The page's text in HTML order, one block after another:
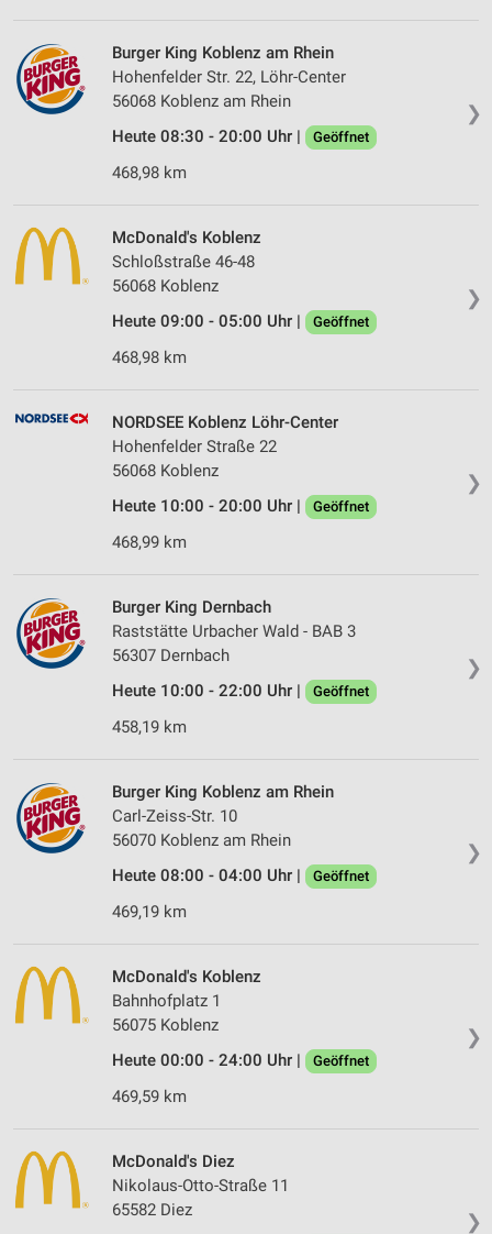
❯
Burger King Koblenz am Rhein
Hohenfelder Str. 22, Löhr-Center
56068 Koblenz am Rhein
Heute 08:30 - 20:00 Uhr |
Geöffnet
468,98 km
❯
McDonald's Koblenz
Schloßstraße 46-48
56068 Koblenz
Heute 09:00 - 05:00 Uhr |
Geöffnet
468,98 km
❯
NORDSEE Koblenz Löhr-Center
Hohenfelder Straße 22
56068 Koblenz
Heute 10:00 - 20:00 Uhr |
Geöffnet
468,99 km
❯
Burger King Dernbach
Raststätte Urbacher Wald - BAB 3
56307 Dernbach
Heute 10:00 - 22:00 Uhr |
Geöffnet
458,19 km
❯
Burger King Koblenz am Rhein
Carl-Zeiss-Str. 10
56070 Koblenz am Rhein
Heute 08:00 - 04:00 Uhr |
Geöffnet
469,19 km
❯
McDonald's Koblenz
Bahnhofplatz 1
56075 Koblenz
Heute 00:00 - 24:00 Uhr |
Geöffnet
469,59 km
❯
McDonald's Diez
Nikolaus-Otto-Straße 11
65582 Diez